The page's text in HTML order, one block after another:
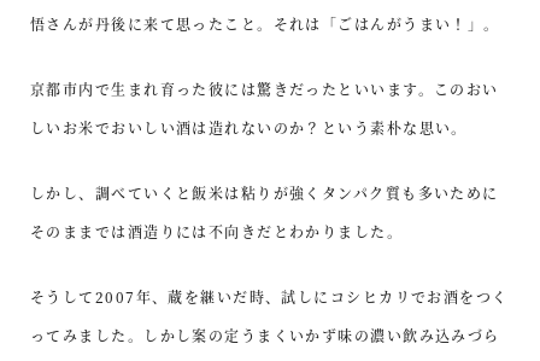
悟さんが丹後に来て思ったこと。それは「ごはんがうまい！」。
京都市内で生まれ育った彼には驚きだったといいます。このおい
しいお米でおいしい酒は造れないのか？という素朴な思い。
しかし、調べていくと飯米は粘りが強くタンパク質も多いために
そのままでは酒造りには不向きだとわかりました。
そうして2007年、蔵を継いだ時、試しにコシヒカリでお酒をつく
ってみました。しかし案の定うまくいかず味の濃い飲み込みづら